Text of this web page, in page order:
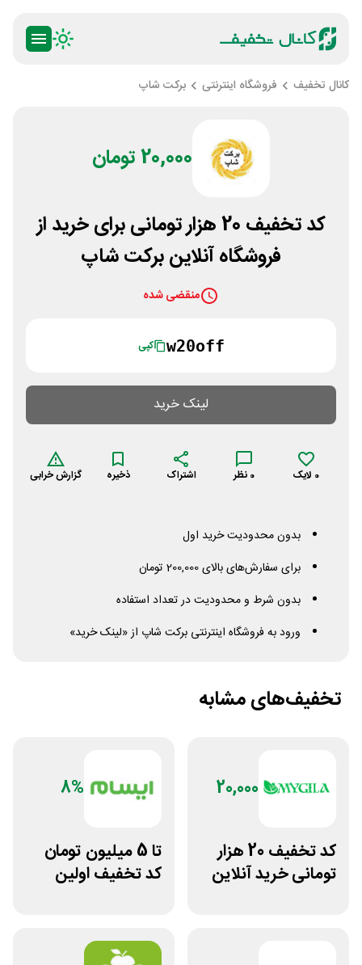
کانال تخفیف فروشگاه اینترنتی برکت شاپ
20,000 تومان
کد تخفیف 20 هزار تومانی برای خرید از
فروشگاه آنلاین برکت شاپ
منقضی شده
w20off کپی
لینک خرید
0 لایک 0 نظر اشتراک ذخیره گزارش خرابی
بدون محدودیت خرید اول
برای سفارش‌های بالای 200,000 تومان
بدون شرط و محدودیت در تعداد استفاده
ورود به فروشگاه اینترنتی برکت شاپ از «لینک خرید»
تخفیف‌های مشابه
20,000
کد تخفیف 20 هزار
تومانی خرید آنلاین
8%
تا 5 میلیون تومان
کد تخفیف اولین